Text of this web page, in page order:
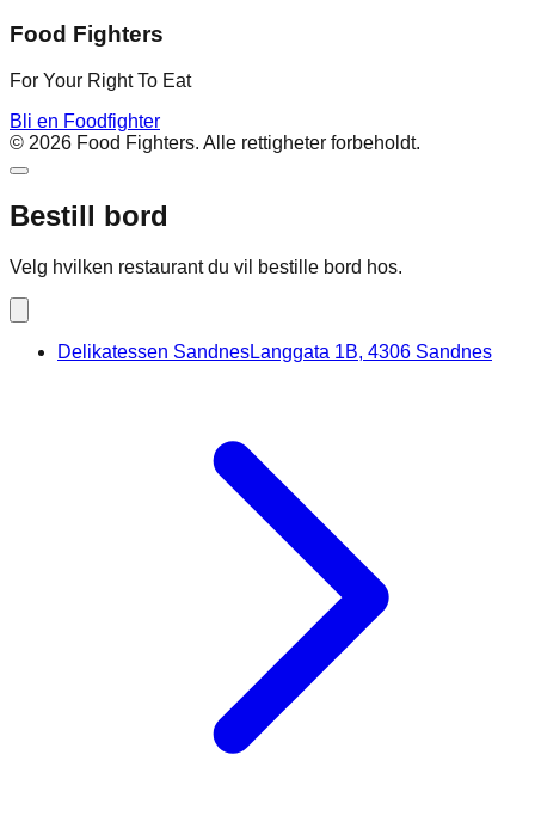
Food Fighters
For Your Right To Eat
Bli en Foodfighter
© 2026 Food Fighters. Alle rettigheter forbeholdt.
Bestill bord
Velg hvilken restaurant du vil bestille bord hos.
Delikatessen SandnesLanggata 1B, 4306 Sandnes